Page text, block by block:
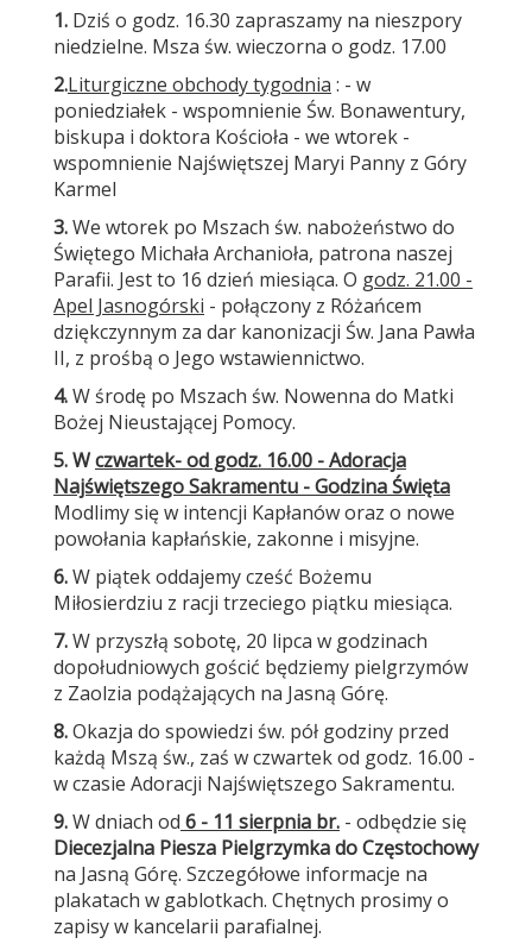
1. Dziś o godz. 16.30 zapraszamy na nieszpory
niedzielne. Msza św. wieczorna o godz. 17.00
2.Liturgiczne obchody tygodnia : - w
poniedziałek - wspomnienie Św. Bonawentury,
biskupa i doktora Kościoła - we wtorek -
wspomnienie Najświętszej Maryi Panny z Góry
Karmel
3.We wtorek po Mszach św. nabożeństwo do
Świętego Michała Archanioła, patrona naszej
Parafii. Jest to 16 dzień miesiąca. O godz. 21.00 -
Apel Jasnogórski - połączony z Różańcem
dziękczynnym za dar kanonizacji Św. Jana Pawła
II, z prośbą o Jego wstawiennictwo.
4.W środę po Mszach św. Nowenna do Matki
Bożej Nieustającej Pomocy.
5. Wczwartek- od godz. 16.00 - Adoracja
Najświętszego Sakramentu - Godzina Święta
Modlimy się w intencji Kapłanów oraz o nowe
powołania kapłańskie, zakonne i misyjne.
6.W piątek oddajemy cześć Bożemu
Miłosierdziu z racji trzeciego piątku miesiąca.
7.W przyszłą sobotę, 20 lipca w godzinach
dopołudniowych gościć będziemy pielgrzymów
z Zaolzia podążających na Jasną Górę.
8.Okazja do spowiedzi św. pół godziny przed
każdą Mszą św., zaś w czwartek od godz. 16.00 -
w czasie Adoracji Najświętszego Sakramentu.
9.W dniach od 6 - 11 sierpnia br. - odbędzie się
Diecezjalna Piesza Pielgrzymka do Częstochowy
na Jasną Górę. Szczegółowe informacje na
plakatach w gablotkach. Chętnych prosimy o
zapisy w kancelarii parafialnej.